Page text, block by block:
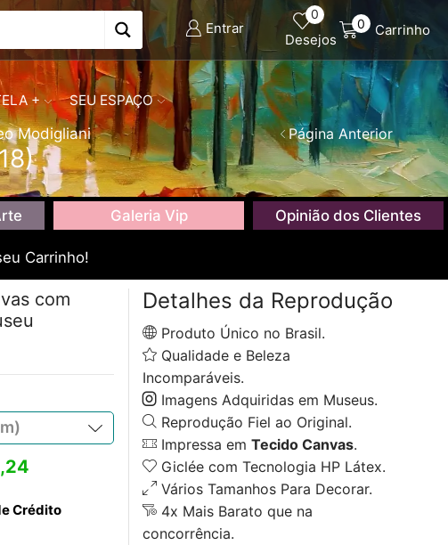
Entrar
0
Desejos
0 Carrinho
+ SEU ESPAÇO
Modigliani Página Anterior
Galeria Vip Opinião dos Clientes
Carrinho!
com
Crédito
Detalhes da Reprodução
Produto Único no Brasil.
Qualidade e Beleza
Incomparáveis.
Imagens Adquiridas em Museus.
Reprodução Fiel ao Original.
Impressa em Tecido Canvas.
Giclée com Tecnologia HP Látex.
Vários Tamanhos Para Decorar.
4x Mais Barato que na
concorrência.